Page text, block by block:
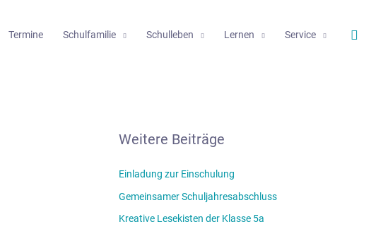
Termine Schulfamilie Schulleben Lernen Service
Weitere Beiträge
Einladung zur Einschulung
Gemeinsamer Schuljahresabschluss
Kreative Lesekisten der Klasse 5a